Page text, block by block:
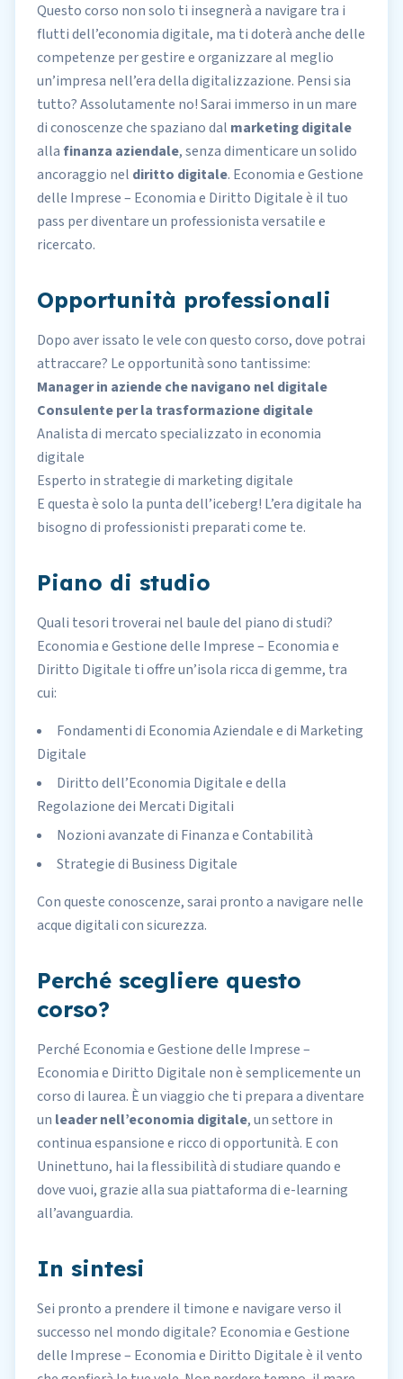
Questo corso non solo ti insegnerà a navigare tra i
flutti dell’economia digitale, ma ti doterà anche delle
competenze per gestire e organizzare al meglio
un’impresa nell’era della digitalizzazione. Pensi sia
tutto? Assolutamente no! Sarai immerso in un mare
di conoscenze che spaziano dal marketing digitale
allafinanza aziendale, senza dimenticare un solido
ancoraggio nel diritto digitale. Economia e Gestione
delle Imprese – Economia e Diritto Digitale è il tuo
pass per diventare un professionista versatile e
ricercato.
Opportunità professionali
Dopo aver issato le vele con questo corso, dove potrai
attraccare? Le opportunità sono tantissime:
Manager in aziende che navigano nel digitale
Consulente per la trasformazione digitale
Analista di mercato specializzato in economia
digitale
Esperto in strategie di marketing digitale
E questa è solo la punta dell’iceberg! L’era digitale ha
bisogno di professionisti preparati come te.
Piano di studio
Quali tesori troverai nel baule del piano di studi?
Economia e Gestione delle Imprese – Economia e
Diritto Digitale ti offre un’isola ricca di gemme, tra
cui:
Fondamenti di Economia Aziendale e di Marketing
Digitale
Diritto dell’Economia Digitale e della
Regolazione dei Mercati Digitali
Nozioni avanzate di Finanza e Contabilità
Strategie di Business Digitale
Con queste conoscenze, sarai pronto a navigare nelle
acque digitali con sicurezza.
Perché scegliere questo
corso?
Perché Economia e Gestione delle Imprese –
Economia e Diritto Digitale non è semplicemente un
corso di laurea. È un viaggio che ti prepara a diventare
un leader nell’economia digitale, un settore in
continua espansione e ricco di opportunità. E con
Uninettuno, hai la flessibilità di studiare quando e
dove vuoi, grazie alla sua piattaforma di e-learning
all’avanguardia.
In sintesi
Sei pronto a prendere il timone e navigare verso il
successo nel mondo digitale? Economia e Gestione
delle Imprese – Economia e Diritto Digitale è il vento